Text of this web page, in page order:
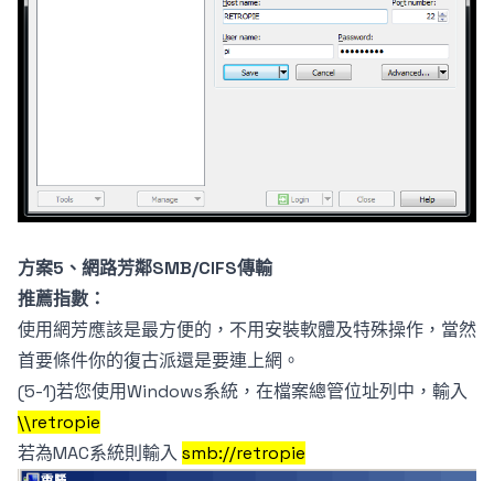
方案5、網路芳鄰SMB/CIFS傳輸
推薦指數：
使用網芳應該是最方便的，不用安裝軟體及特殊操作，當然
首要條件你的復古派還是要連上網。
(5-1)若您使用Windows系統，在檔案總管位址列中，輸入
\\retropie
若為MAC系統則輸入smb://retropie